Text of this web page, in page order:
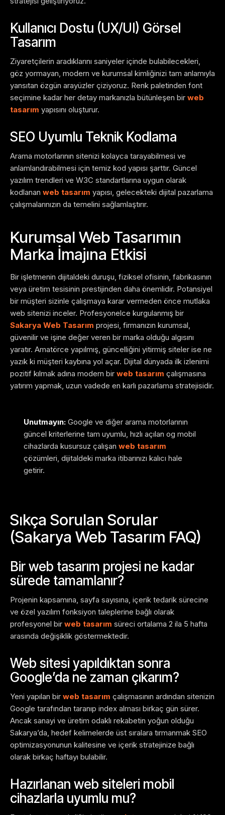
Kullanıcı Dostu (UX/UI) Görsel
Tasarım
Ziyaretçilerin aradıklarını saniyeler içinde bulabilecekleri,
göz yormayan, modern ve kurumsal kimliğinizi tam anlamıyla
yansıtan özgün arayüzler çiziyoruz. Renk paletinden font
seçimine kadar her detay markanızla bütünleşen bir web
tasarım yapısını oluşturur.
SEO Uyumlu Teknik Kodlama
Arama motorlarının sitenizi kolayca tarayabilmesi ve
anlamlandırabilmesi için temiz kod yapısı şarttır. Güncel
yazılım trendleri ve W3C standartlarına uygun olarak
kodlanan web tasarım yapısı, gelecekteki dijital pazarlama
çalışmalarınızın da temelini sağlamlaştırır.
Kurumsal Web Tasarımın
Marka İmajına Etkisi
Bir işletmenin dijitaldeki duruşu, fiziksel ofisinin, fabrikasının
veya üretim tesisinin prestijinden daha önemlidir. Potansiyel
bir müşteri sizinle çalışmaya karar vermeden önce mutlaka
web sitenizi inceler. Profesyonelce kurgulanmış bir
Sakarya Web Tasarım projesi, firmanızın kurumsal,
güvenilir ve işine değer veren bir marka olduğu algısını
yaratır. Amatörce yapılmış, güncelliğini yitirmiş siteler ise ne
yazık ki müşteri kaybına yol açar. Dijital dünyada ilk izlenimi
pozitif kılmak adına modern bir web tasarım çalışmasına
yatırım yapmak, uzun vadede en karlı pazarlama stratejisidir.
Unutmayın: Google ve diğer arama motorlarının
güncel kriterlerine tam uyumlu, hızlı açılan og mobil
cihazlarda kusursuz çalışan web tasarım
çözümleri, dijitaldeki marka itibarınızı kalıcı hale
getirir.
Sıkça Sorulan Sorular
(Sakarya Web Tasarım FAQ)
Bir web tasarım projesi ne kadar
sürede tamamlanır?
Projenin kapsamına, sayfa sayısına, içerik tedarik sürecine
ve özel yazılım fonksiyon taleplerine bağlı olarak
profesyonel bir web tasarım süreci ortalama 2 ila 5 hafta
arasında değişiklik göstermektedir.
Web sitesi yapıldıktan sonra
Google’da ne zaman çıkarım?
Yeni yapılan bir web tasarım çalışmasının ardından sitenizin
Google tarafından taranıp index alması birkaç gün sürer.
Ancak sanayi ve üretim odaklı rekabetin yoğun olduğu
Sakarya’da, hedef kelimelerde üst sıralara tırmanmak SEO
optimizasyonunun kalitesine ve içerik stratejinize bağlı
olarak birkaç haftayı bulabilir.
Hazırlanan web siteleri mobil
cihazlarla uyumlu mu?